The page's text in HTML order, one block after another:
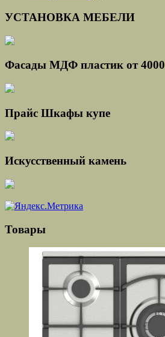
УСТАНОВКА МЕБЕЛИ
Фасады МДФ пластик от 4000
Прайс Шкафы купе
Искусственный камень
Товары